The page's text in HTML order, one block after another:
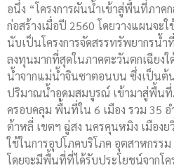
อนึ่ง “โครงการผันน้ำเข้าสู่พื้นที่ภาค
ก่อสร้างเมื่อปี 2560 โดยวางแผนจะใ
นับเป็นโครงการจัดสรรทรัพยากรน้
ลงทุนมากที่สุดในภาคตะวันตกเฉียง
น้ำจากแม่น้ำจินซาตอนบน ซึ่งเป็นต้
ปริมาณน้ำอุดมสมบูรณ์ เข้ามาสู่พื้น
ครอบคลุม พื้นที่ใน 6 เมือง รวม 35 อ
ต้าหลี่ เขตฯ ฉู่สง นครคุนหมิง เมือง
ใช้ในการอุปโภคบริโภค อุตสาหกรร
โดยจะมีพื้นที่ที่ได้รับประโยชน์จากโค